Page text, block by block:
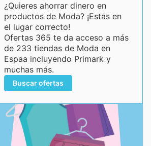
¿Quieres ahorrar dinero en
productos de Moda? ¡Estás en
el lugar correcto!
Ofertas 365 te da acceso a más
de 233 tiendas de Moda en
Espaa incluyendo Primark y
muchas más.
Buscar ofertas